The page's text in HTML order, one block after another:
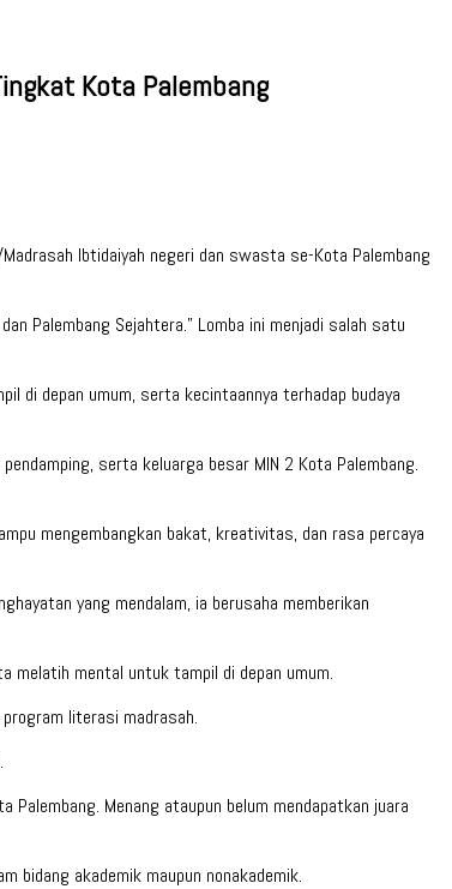
Kota Palembang
Ibtidaiyah negeri dan swasta se-Kota Palembang
Palembang Sejahtera.” Lomba ini menjadi salah satu
di depan umum, serta kecintaannya terhadap budaya
serta keluarga besar MIN 2 Kota Palembang.
mengembangkan bakat, kreativitas, dan rasa percaya
yang mendalam, ia berusaha memberikan
melatih mental untuk tampil di depan umum.
literasi madrasah.
Menang ataupun belum mendapatkan juara
bidang akademik maupun nonakademik.